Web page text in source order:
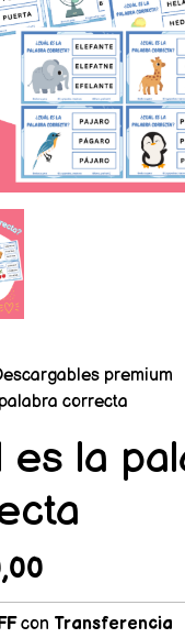
premium
correcta
es la
con Transferencia